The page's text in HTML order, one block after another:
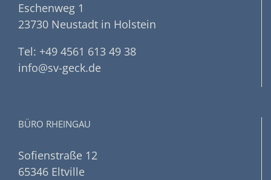
Eschenweg 1
23730 Neustadt in Holstein
Tel: +49 4561 613 49 38
info@sv-geck.de
BÜRO RHEINGAU
Sofienstraße 12
65346 Eltville